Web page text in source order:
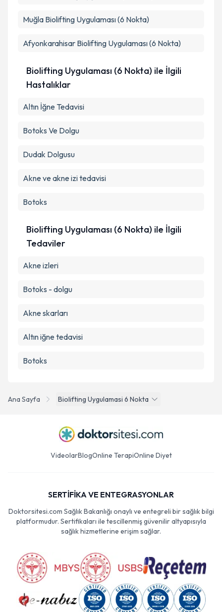
Ana Sayfa Biolifting Uygulamasi 6 Nokta
Muğla Biolifting Uygulaması (6 Nokta)
Afyonkarahisar Biolifting Uygulaması (6 Nokta)
Biolifting Uygulaması (6 Nokta) ile İlgili
Hastalıklar
Altın İğne Tedavisi
Botoks Ve Dolgu
Dudak Dolgusu
Akne ve akne izi tedavisi
Botoks
Biolifting Uygulaması (6 Nokta) ile İlgili
Tedaviler
Akne izleri
Botoks - dolgu
Akne skarları
Altın iğne tedavisi
Botoks
VideolarBlogOnline TerapiOnline Diyet
SERTİFİKA VE ENTEGRASYONLAR
Doktorsitesi.com Sağlık Bakanlığı onaylı ve entegreli bir sağlık bilgi
platformudur. Sertifikaları ile tescillenmiş güvenilir altyapısıyla
sağlık hizmetlerine erişim sağlar.